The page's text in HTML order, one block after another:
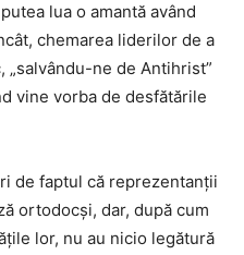
lua o amantă având
chemarea liderilor de a
ne de Antihrist”
vine vorba de desfătările
faptul că reprezentanții
ortodocși, dar, după cum
lor, nu au nicio legătură